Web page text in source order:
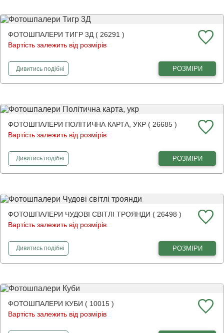
ФОТОШПАЛЕРИ ТИГР 3Д ( 26291 )
Вартість залежить від розмірів
Дивитисьфотошпалери
подібні РОЗМІРИ
ФОТОШПАЛЕРИ ПОЛІТИЧНА КАРТА, УКР ( 26685 )
Вартість залежить від розмірів
Дивитисьфотошпалери
подібні РОЗМІРИ
ФОТОШПАЛЕРИ ЧУДОВІ СВІТЛІ ТРОЯНДИ ( 26498 )
Вартість залежить від розмірів
Дивитисьфотошпалери
подібні РОЗМІРИ
ФОТОШПАЛЕРИ КУБИ ( 10015 )
Вартість залежить від розмірів